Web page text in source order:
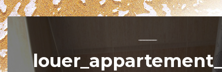
––––––––––––